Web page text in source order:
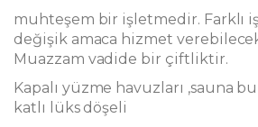
muhteşem bir işletmedir. Farklı
değişik amaca hizmet
Muazzam vadide bir çiftliktir.
Kapalı yüzme havuzları ,sauna
katlı lüks döşeli